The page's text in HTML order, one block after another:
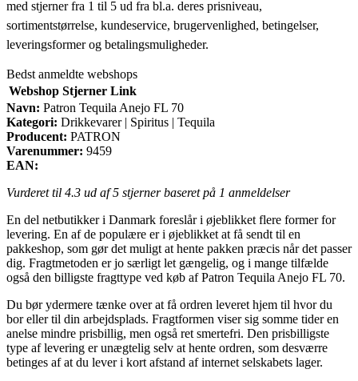
med stjerner fra 1 til 5 ud fra bl.a. deres prisniveau,
sortimentstørrelse, kundeservice, brugervenlighed, betingelser,
leveringsformer og betalingsmuligheder.
Bedst anmeldte webshops
Webshop Stjerner Link
Navn: Patron Tequila Anejo FL 70
Kategori: Drikkevarer | Spiritus | Tequila
Producent: PATRON
Varenummer: 9459
EAN:
Vurderet til 4.3 ud af 5 stjerner baseret på 1 anmeldelser
En del netbutikker i Danmark foreslår i øjeblikket flere former for
levering. En af de populære er i øjeblikket at få sendt til en
pakkeshop, som gør det muligt at hente pakken præcis når det passer
dig. Fragtmetoden er jo særligt let gængelig, og i mange tilfælde
også den billigste fragttype ved køb af Patron Tequila Anejo FL 70.
Du bør ydermere tænke over at få ordren leveret hjem til hvor du
bor eller til din arbejdsplads. Fragtformen viser sig somme tider en
anelse mindre prisbillig, men også ret smertefri. Den prisbilligste
type af levering er unægtelig selv at hente ordren, som desværre
betinges af at du lever i kort afstand af internet selskabets lager.